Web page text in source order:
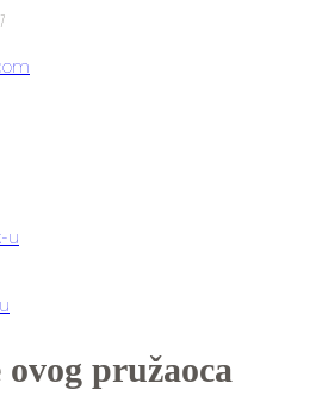
u
pružaoca